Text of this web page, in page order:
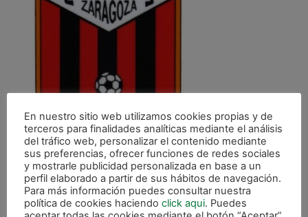
En nuestro sitio web utilizamos cookies propias y de
terceros para finalidades analíticas mediante el análisis
del tráfico web, personalizar el contenido mediante
sus preferencias, ofrecer funciones de redes sociales
y mostrarle publicidad personalizada en base a un
perfil elaborado a partir de sus hábitos de navegación.
Para más información puedes consultar nuestra
política de cookies haciendo click aqui. Puedes